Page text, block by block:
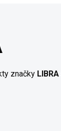
značky LIBRA